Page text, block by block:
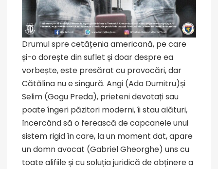
Drumul spre cetățenia americană, pe care
și-o dorește din suflet și doar despre ea
vorbește, este presărat cu provocări, dar
Cătălina nu e singură. Angi (Ada Dumitru)și
Selim (Gogu Preda), prieteni devotați sau
poate îngeri păzitori moderni, îi stau alături,
încercând să o ferească de capcanele unui
sistem rigid în care, la un moment dat, apare
un domn avocat (Gabriel Gheorghe) uns cu
toate alifiile și cu soluția juridică de obținere a